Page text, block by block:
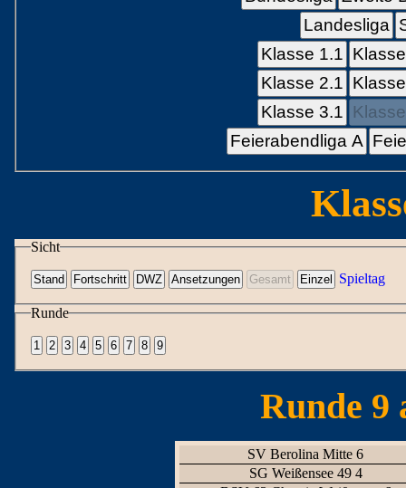
Landesliga
Klasse 1.1
Klasse 2.1
Klasse 3.1
Feierabendliga A
Sicht
Spieltag
Runde
Runde 9
SV Berolina Mitte 6
SG Weißensee 49 4